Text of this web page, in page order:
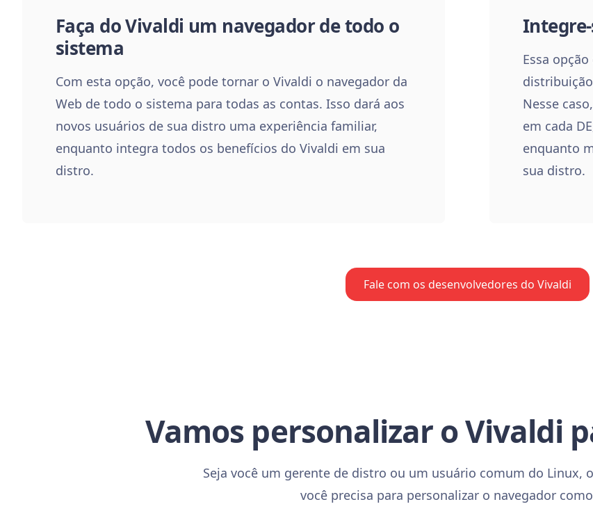
Faça do Vivaldi um navegador de todo o
sistema
Com esta opção, você pode tornar o Vivaldi o navegador da
Web de todo o sistema para todas as contas. Isso dará aos
novos usuários de sua distro uma experiência familiar,
enquanto integra todos os benefícios do Vivaldi em sua
distro.
Essa
Nesse
em cada
enquanto
sua distro.
Fale com os desenvolvedores do Vivaldi
Vamos personalizar o Vivaldi
Seja você um gerente de distro ou um usuário comum do Linux,
você precisa para personalizar o navegador